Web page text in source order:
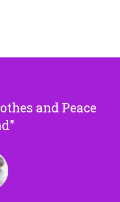
and Peace